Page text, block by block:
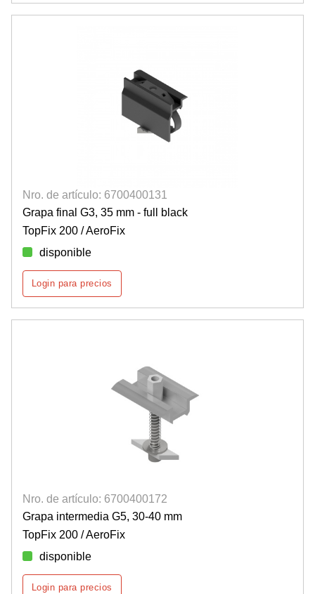
Nro. de artículo: 6700400131
Grapa final G3, 35 mm - full black
TopFix 200 / AeroFix
disponible
Login para precios
Nro. de artículo: 6700400172
Grapa intermedia G5, 30-40 mm
TopFix 200 / AeroFix
disponible
Login para precios